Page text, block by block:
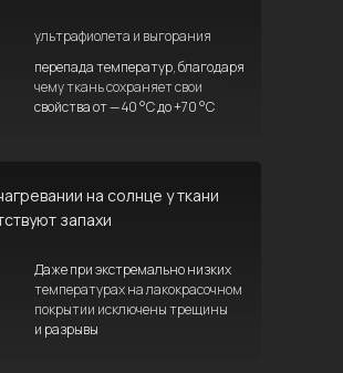
ультрафиолета и выгорания
перепада температур, благодаря
чему ткань сохраняет свои
свойства от — 40 °C до +70 °C
на солнце у ткани
запахи
Даже при экстремально низких
температурах на лакокрасочном
покрытии исключены трещины
и разрывы